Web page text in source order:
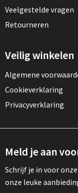
Veelgestelde vragen
Retourneren
Veilig winkelen
Algemene
Cookieverklaring
Privacyverklaring
Meld je aan
Schrijf je in voor
onze leuke